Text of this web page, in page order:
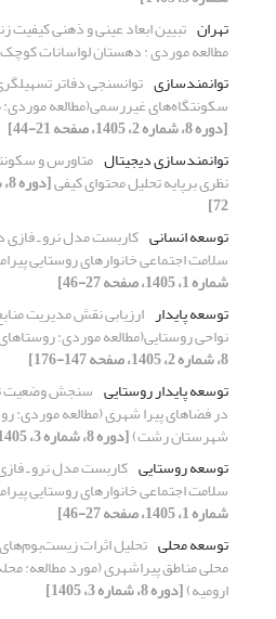
تهران تبیین ابعاد عینی و ذهنی
مطالعه موردی : دهستان لواسانات
توانمندسازی توانسنجی دفاتر
سکونتگاه‌های غیررسمی(مطالعه موردی:
[دوره 8، شماره 2، 1405، صفحه 21-44]
توانمندسازی دیجیتال متاورس و
نظری برپایه تحلیل محتوای کیفی
72]
توسعه انسانی کاربست مدل نرو ـ فازی
سلامت اجتماعی خانوارهای روستایی
شماره 1، 1405، صفحه 27-46]
توسعه پایدار ارزیابی نقش مدیریت
نواحی­ روستایی(مطالعه موردی:
8، شماره 2، 1405، صفحه 147-176]
توسعه پایدار روستایی سنجش وضعیت
در فضاهای پیرا شهری (مطالعه
شهرستان رشت)[دوره 8، شماره 3، 1405]
توسعه روستایی کاربست مدل نرو ـ
سلامت اجتماعی خانوارهای روستایی
شماره 1، 1405، صفحه 27-46]
توسعه محلی تحلیل اثرات
محلی مناطق پیراشهری (مورد مطالعه:
ارومیه)[دوره 8، شماره 3، 1405]